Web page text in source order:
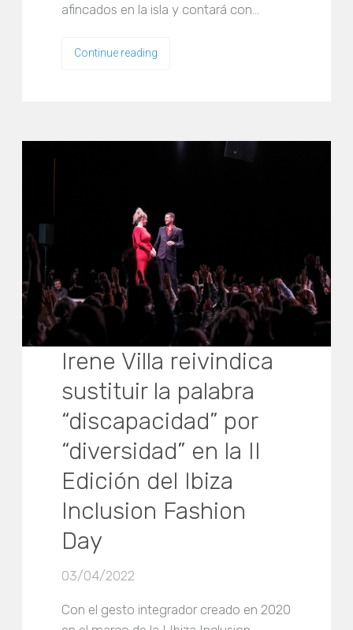
afincados en la isla y contará con…
Continue reading
Irene Villa reivindica
sustituir la palabra
“discapacidad” por
“diversidad” en la II
Edición del Ibiza
Inclusion Fashion
Day
03/04/2022
Con el gesto integrador creado en 2020